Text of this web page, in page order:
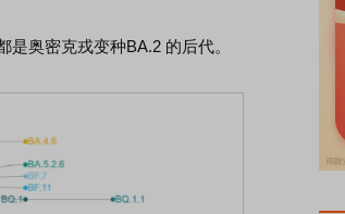
是奥密克戎变种BA.2 的后代。